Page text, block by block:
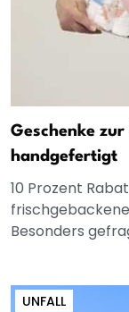
Geschenke
handgefertigt
10 Prozent
Besonders
UNFALL